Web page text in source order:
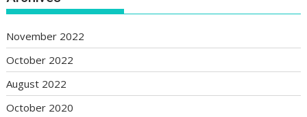
November 2022
October 2022
August 2022
October 2020